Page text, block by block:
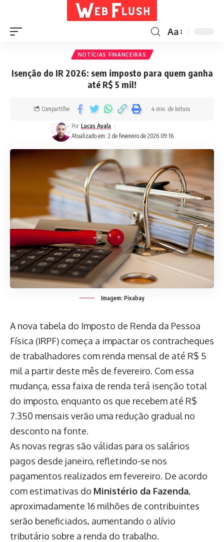
Aa
NOTÍCIAS FINANCEIRAS
Isenção do IR 2026: sem imposto para quem ganha
até R$ 5 mil!
Atualizado em: 2 de fevereiro de 2026 09:16
Por Lucas Ayala
Compartilhe 4 min. de leitura
Imagem: Pixabay
A nova tabela do Imposto de Renda da Pessoa
Física (IRPF) começa a impactar os contracheques
de trabalhadores com renda mensal de até R$ 5
mil a partir deste mês de fevereiro. Com essa
mudança, essa faixa de renda terá isenção total
do imposto, enquanto os que recebem até R$
7.350 mensais verão uma redução gradual no
desconto na fonte.
As novas regras são válidas para os salários
pagos desde janeiro, refletindo-se nos
pagamentos realizados em fevereiro. De acordo
com estimativas do Ministério da Fazenda,
aproximadamente 16 milhões de contribuintes
serão beneficiados, aumentando o alívio
tributário sobre a renda do trabalho.